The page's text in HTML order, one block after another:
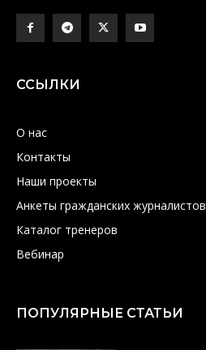
ССЫЛКИ
О нас
Контакты
Наши проекты
Анкеты гражданских журналистов
Каталог тренеров
Вебинар
ПОПУЛЯРНЫЕ СТАТЬИ